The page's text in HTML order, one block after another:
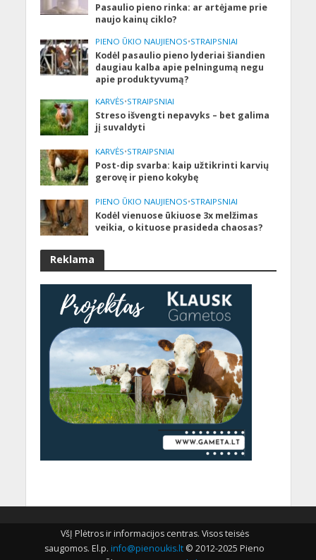
Pasaulio pieno rinka: ar artėjame prie
naujo kainų ciklo?
PIENO ŪKIO NAUJIENOS•STRAIPSNIAI
Kodėl pasaulio pieno lyderiai šiandien
daugiau kalba apie pelningumą negu
apie produktyvumą?
KARVĖS•STRAIPSNIAI
Streso išvengti nepavyks – bet galima
jį suvaldyti
KARVĖS•STRAIPSNIAI
Post-dip svarba: kaip užtikrinti karvių
gerovę ir pieno kokybę
PIENO ŪKIO NAUJIENOS•STRAIPSNIAI
Kodėl vienuose ūkiuose 3x melžimas
veikia, o kituose prasideda chaosas?
Reklama
VšĮ Plėtros ir informacijos centras. Visos teisės
saugomos. El.p. info@pienoukis.lt © 2012-2025 Pieno